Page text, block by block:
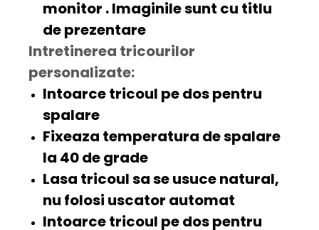
monitor . Imaginile sunt cu titlu
de prezentare
Intretinerea tricourilor
personalizate:
Intoarce tricoul pe dos pentru
spalare
Fixeaza temperatura de spalare
la 40 de grade
Lasa tricoul sa se usuce natural,
nu folosi uscator automat
Intoarce tricoul pe dos pentru